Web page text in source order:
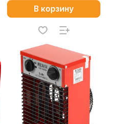
В корзину